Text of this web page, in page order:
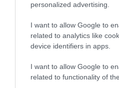
personalized advertising.
I want to allow Google to
related to analytics like
device identifiers in apps.
I want to allow Google to
related to functionality of